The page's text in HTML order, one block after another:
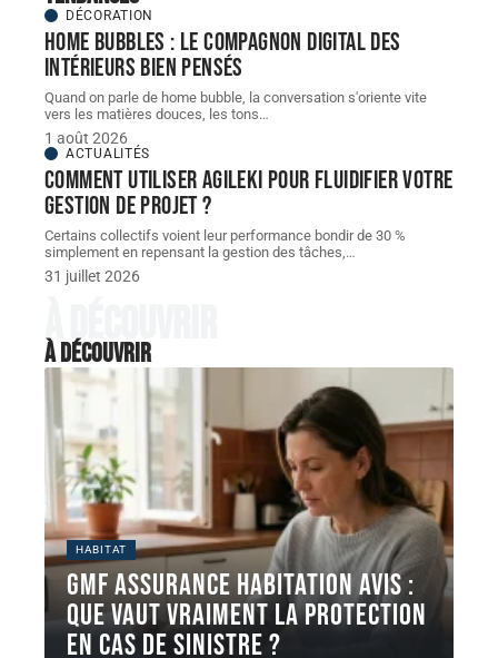
DÉCORATION
Home bubbles : le compagnon digital des
intérieurs bien pensés
Quand on parle de home bubble, la conversation s'oriente vite
vers les matières douces, les tons…
1 août 2026
ACTUALITÉS
Comment utiliser Agileki pour fluidifier votre
gestion de projet ?
Certains collectifs voient leur performance bondir de 30 %
simplement en repensant la gestion des tâches, …
31 juillet 2026
À découvrir
À découvrir
HABITAT
GMF assurance habitation avis :
que vaut vraiment la protection
en cas de sinistre ?